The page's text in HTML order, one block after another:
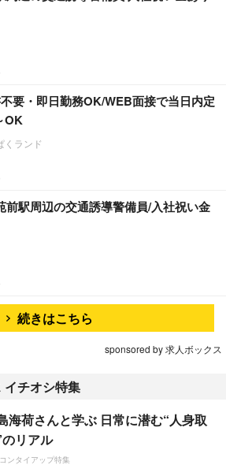
要・即日勤務OK/WEB面接で当日内定
OK
くランド
前駅周辺の交通誘導警備員/入社祝い金
続きはこちら
sponsored by 求人ボックス
イチオシ特集
海荷さんと学ぶ 日常に潜む“人身取
のリアル
ンタイアップ特集